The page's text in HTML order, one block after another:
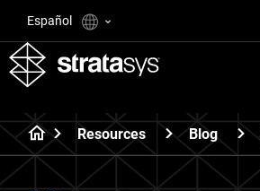
Español
Resources Blog